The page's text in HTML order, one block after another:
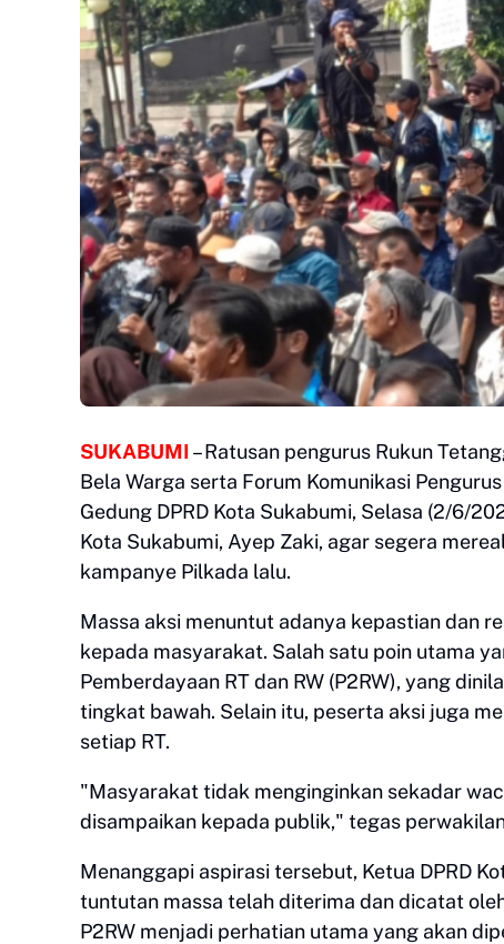
SUKABUMI – Ratusan pengurus Rukun
Bela Warga serta Forum Komunikasi
Gedung DPRD Kota Sukabumi, Selasa (2/6/
Kota Sukabumi, Ayep Zaki, agar segera
kampanye Pilkada lalu.
​Massa aksi menuntut adanya kepastian dan
kepada masyarakat. Salah satu poin utama
Pemberdayaan RT dan RW (P2RW), yang
tingkat bawah. Selain itu, peserta aksi juga
setiap RT.
​"Masyarakat tidak menginginkan sekadar
disampaikan kepada publik," tegas
​Menanggapi aspirasi tersebut, Ketua DPRD
tuntutan massa telah diterima dan dicatat
P2RW menjadi perhatian utama yang akan